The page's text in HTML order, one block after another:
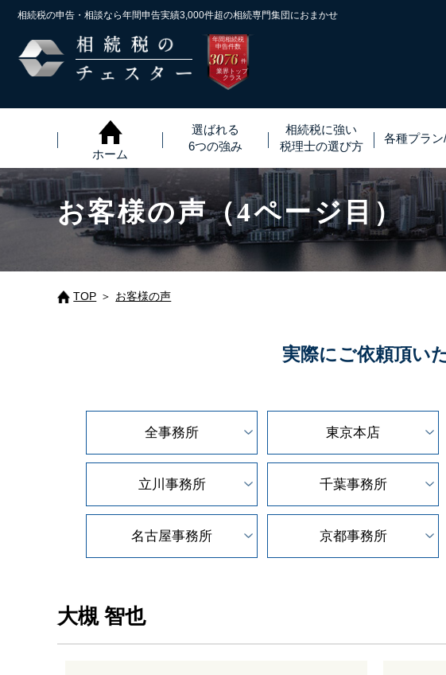
相続税の申告・相談なら年間申告実績3,000件超の相続専門集団におまかせ
年間相続税
申告件数
3076 ※
件
業界トップ
クラス
ホーム
選ばれる
6つの強み
相続税に強い
税理士の選び方
各種プラン/
お客様の声（4ページ目）
TOP お客様の声
実際にご依頼頂い
全事務所 東京本店
立川事務所 千葉事務所
名古屋事務所 京都事務所
大槻 智也